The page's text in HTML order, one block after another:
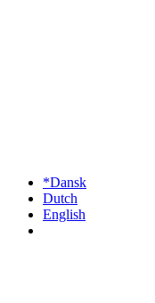
*Dansk
Dutch
English